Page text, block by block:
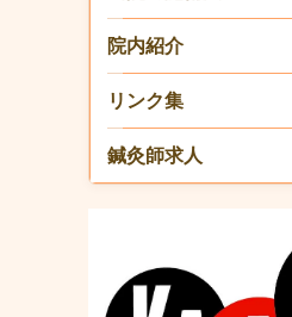
院内紹介
リンク集
鍼灸師求人